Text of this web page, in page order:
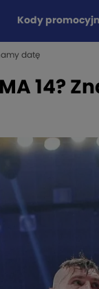
Kody
datę
14?